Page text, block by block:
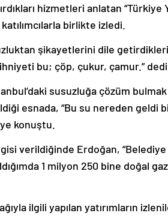
hizmetleri anlatan “Türkiye
birlikte izledi.
şikayetlerini dile
bu; çöp, çukur, çamur.”
susuzluğa çözüm
esnada, “Bu su nereden geldi
konuştu.
verildiğinde Erdoğan, “Belediye
1 milyon 250 bine doğal
ilgili yapılan yatırımların